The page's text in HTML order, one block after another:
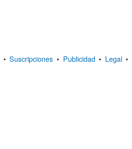
• Suscripciones • Publicidad • Legal •